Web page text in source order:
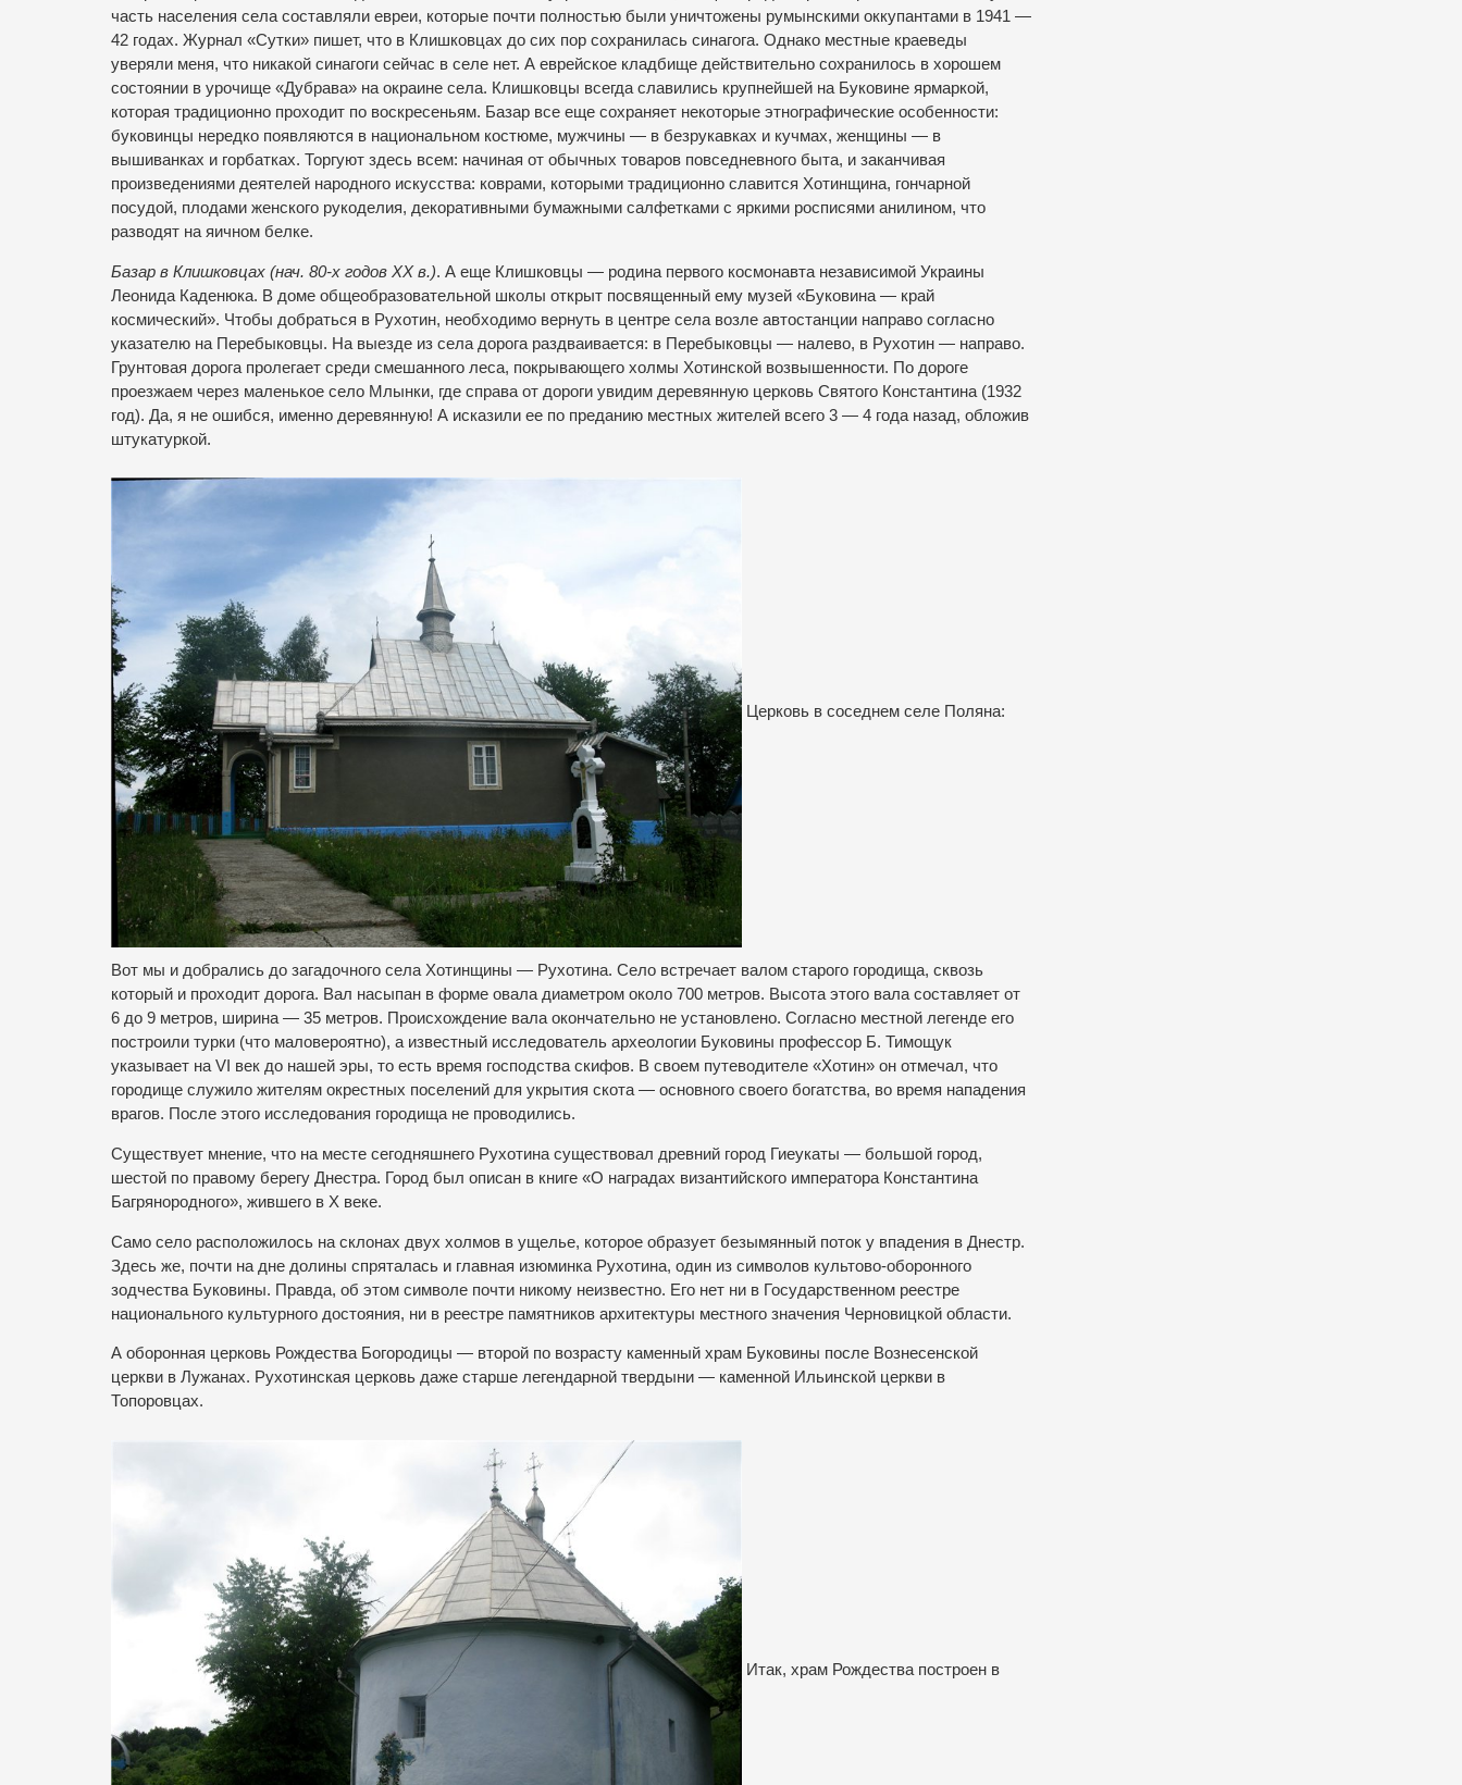
часть населения села составляли евреи, которые почти полностью были уничтожены румынскими оккупантами в 1941 —
42 годах. Журнал «Сутки» пишет, что в Клишковцах до сих пор сохранилась синагога. Однако местные краеведы
уверяли меня, что никакой синагоги сейчас в селе нет. А еврейское кладбище действительно сохранилось в хорошем
состоянии в урочище «Дубрава» на окраине села. Клишковцы всегда славились крупнейшей на Буковине ярмаркой,
которая традиционно проходит по воскресеньям. Базар все еще сохраняет некоторые этнографические особенности:
буковинцы нередко появляются в национальном костюме, мужчины — в безрукавках и кучмах, женщины — в
вышиванках и горбатках. Торгуют здесь всем: начиная от обычных товаров повседневного быта, и заканчивая
произведениями деятелей народного искусства: коврами, которыми традиционно славится Хотинщина, гончарной
посудой, плодами женского рукоделия, декоративными бумажными салфетками с яркими росписями анилином, что
разводят на яичном белке.
Базар в Клишковцах (нач. 80-х годов ХХ в.). А еще Клишковцы — родина первого космонавта независимой Украины
Леонида Каденюка. В доме общеобразовательной школы открыт посвященный ему музей «Буковина — край
космический». Чтобы добраться в Рухотин, необходимо вернуть в центре села возле автостанции направо согласно
указателю на Перебыковцы. На выезде из села дорога раздваивается: в Перебыковцы — налево, в Рухотин — направо.
Грунтовая дорога пролегает среди смешанного леса, покрывающего холмы Хотинской возвышенности. По дороге
проезжаем через маленькое село Млынки, где справа от дороги увидим деревянную церковь Святого Константина (1932
год). Да, я не ошибся, именно деревянную! А исказили ее по преданию местных жителей всего 3 — 4 года назад, обложив
штукатуркой.
Церковь в соседнем селе Поляна:
Вот мы и добрались до загадочного села Хотинщины — Рухотина. Село встречает валом старого городища, сквозь
который и проходит дорога. Вал насыпан в форме овала диаметром около 700 метров. Высота этого вала составляет от
6 до 9 метров, ширина — 35 метров. Происхождение вала окончательно не установлено. Согласно местной легенде его
построили турки (что маловероятно), а известный исследователь археологии Буковины профессор Б. Тимощук
указывает на VI век до нашей эры, то есть время господства скифов. В своем путеводителе «Хотин» он отмечал, что
городище служило жителям окрестных поселений для укрытия скота — основного своего богатства, во время нападения
врагов. После этого исследования городища не проводились.
Существует мнение, что на месте сегодняшнего Рухотина существовал древний город Гиеукаты — большой город,
шестой по правому берегу Днестра. Город был описан в книге «О наградах византийского императора Константина
Багрянородного», жившего в Х веке.
Само село расположилось на склонах двух холмов в ущелье, которое образует безымянный поток у впадения в Днестр.
Здесь же, почти на дне долины спряталась и главная изюминка Рухотина, один из символов культово-оборонного
зодчества Буковины. Правда, об этом символе почти никому неизвестно. Его нет ни в Государственном реестре
национального культурного достояния, ни в реестре памятников архитектуры местного значения Черновицкой области.
А оборонная церковь Рождества Богородицы — второй по возрасту каменный храм Буковины после Вознесенской
церкви в Лужанах. Рухотинская церковь даже старше легендарной твердыни — каменной Ильинской церкви в
Топоровцах.
Итак, храм Рождества построен в